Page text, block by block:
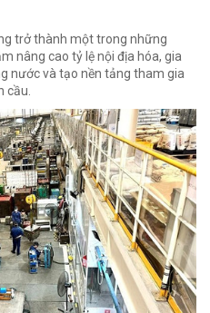
trở thành một trong những
nâng cao tỷ lệ nội địa hóa, gia
nước và tạo nền tảng tham gia
cầu.